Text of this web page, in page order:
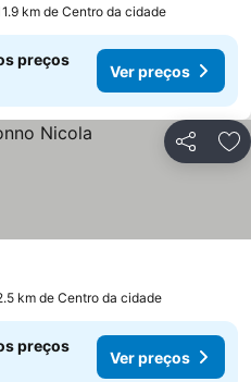
km de Centro da cidade
preços
Ver preços
Partilhar
km de Centro da cidade
preços
Ver preços